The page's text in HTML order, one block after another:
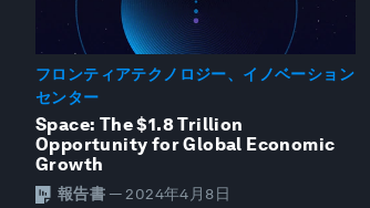
フロンティアテクノロジー、イノベーション
センター
Space: The $1.8 Trillion
Opportunity for Global Economic
Growth
報告書 — 2024年4月8日